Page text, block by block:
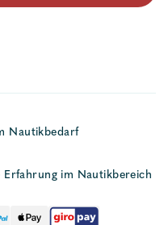
Nautikbedarf
Erfahrung im Nautikbereich